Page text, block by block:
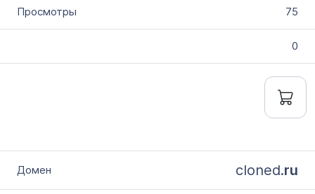
75
0
cloned.ru